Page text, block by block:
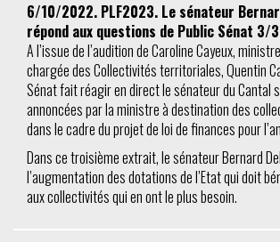
6/10/2022. PLF2023. Le sénateur
répond aux questions de Public Sénat 3/3
A l’issue de l’audition de Caroline Cayeux,
chargée des Collectivités territoriales, Quentin
Sénat fait réagir en direct le sénateur du Cantal
annoncées par la ministre à destination des
dans le cadre du projet de loi de finances pour
Dans ce troisième extrait, le sénateur Bernard
l’augmentation des dotations de l’Etat qui doit
aux collectivités qui en ont le plus besoin.